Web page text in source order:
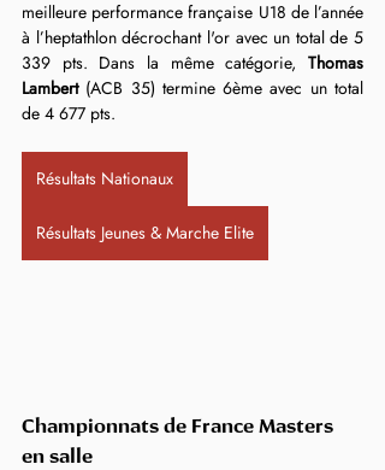
meilleure performance française U18 de l’année
à l’heptathlon décrochant l'or avec un total de 5
339 pts. Dans la même catégorie, Thomas
Lambert (ACB 35) termine 6ème avec un total
de 4 677 pts.
Résultats Nationaux
Résultats Jeunes & Marche Elite
Championnats de France Masters
en salle